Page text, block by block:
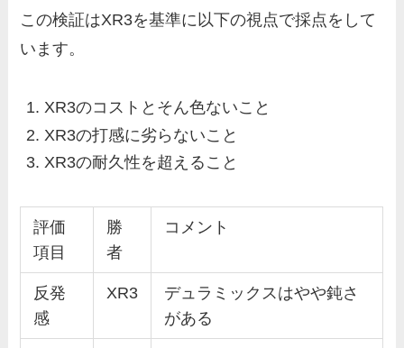
この検証はXR3を基準に以下の視点で採点をして
います。
XR3のコストとそん色ないこと
XR3の打感に劣らないこと
XR3の耐久性を超えること
評価
項目
勝
者
コメント
反発
感
XR3
デュラミックスはやや鈍さ
がある